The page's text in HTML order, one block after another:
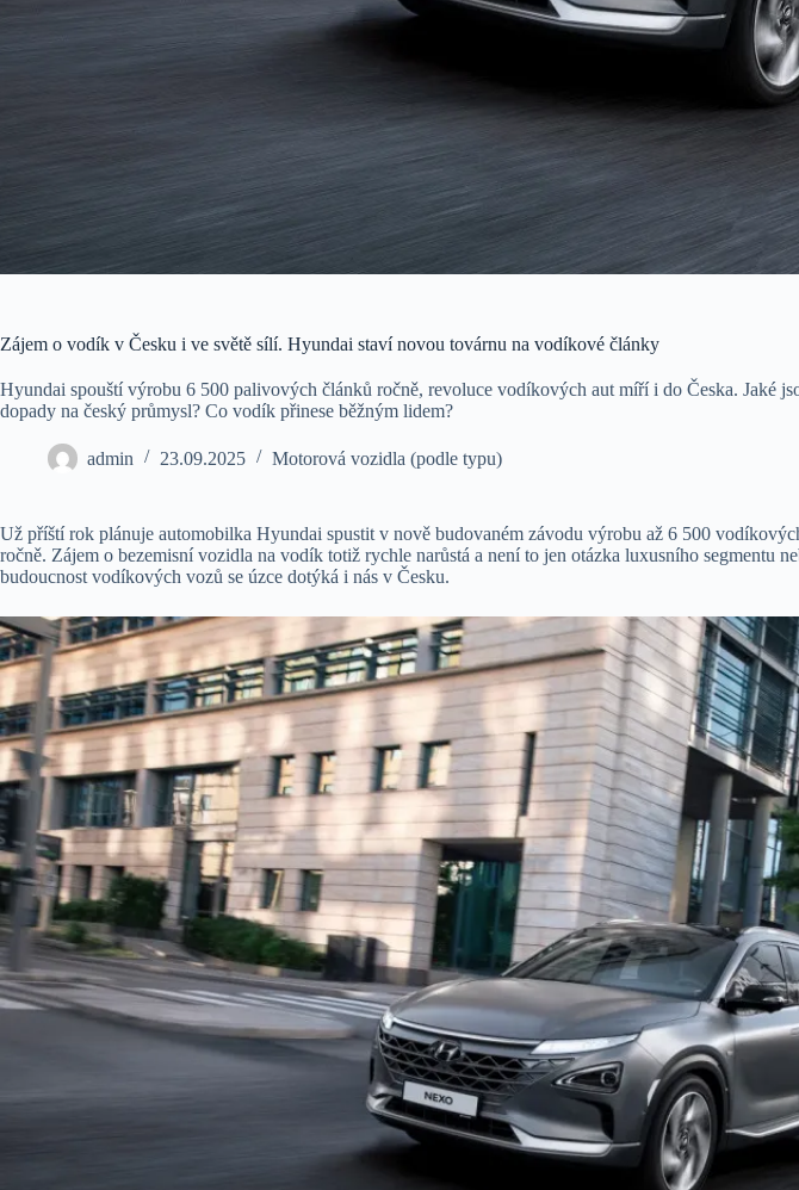
Zájem o vodík v Česku i ve světě sílí. Hyundai staví novou továrnu na vodíkové články
Hyundai spouští výrobu 6 500 palivových článků ročně, revoluce vodíkových aut míří i do Česka. Jaké
dopady na český průmysl? Co vodík přinese běžným lidem?
admin 23.09.2025 Motorová vozidla (podle typu)
Už příští rok plánuje automobilka Hyundai spustit v nově budovaném závodu výrobu až 6 500
ročně. Zájem o bezemisní vozidla na vodík totiž rychle narůstá a není to jen otázka luxusního segmentu
budoucnost vodíkových vozů se úzce dotýká i nás v Česku.